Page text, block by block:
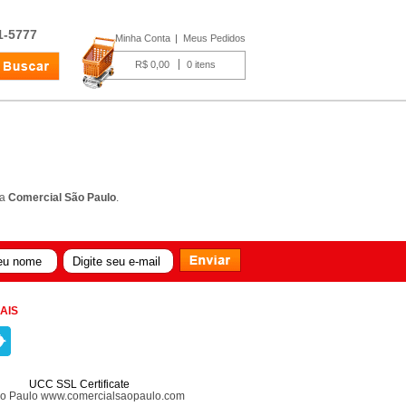
5777 Minha Conta Meus Pedidos
0
R$ 0,00
Comercial São Paulo.
UCC SSL Certificate
Paulo www.comercialsaopaulo.com